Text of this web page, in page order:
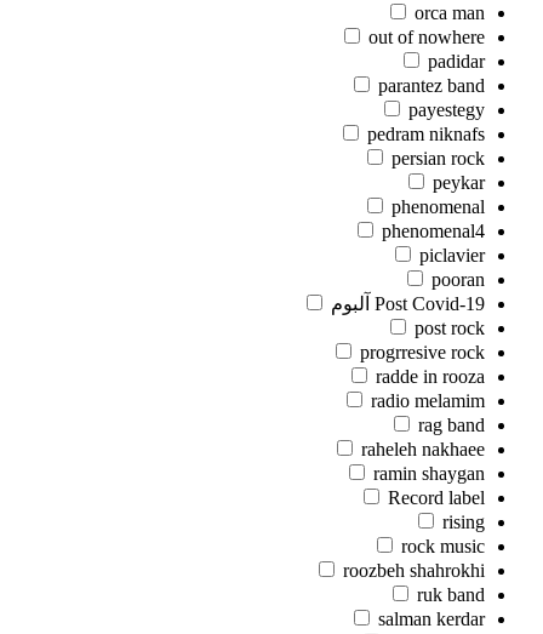
orca man
out of nowhere
padidar
parantez band
payestegy
pedram niknafs
persian rock
peykar
phenomenal
phenomenal4
piclavier
pooran
Post Covid-19 آلبوم
post rock
progrresive rock
radde in rooza
radio melamim
rag band
raheleh nakhaee
ramin shaygan
Record label
rising
rock music
roozbeh shahrokhi
ruk band
salman kerdar